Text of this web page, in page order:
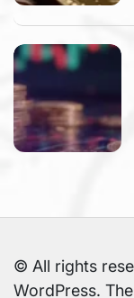
© All rights
WordPress.